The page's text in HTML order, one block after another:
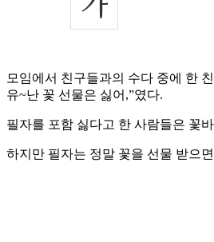
모임에서 친구들과의 수다 중에 한
유~난 꽃 선물은 싫어,”였다.
필자를 포함 싫다고 한 사람들은 꽃
하지만 필자는 정말 꽃을 선물 받으